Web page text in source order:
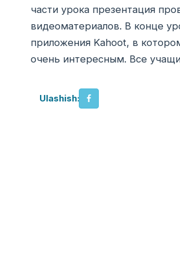
части урока презентация
видеоматериалов. В конце
приложения Kahoot, в
очень интересным. Все
Ulashish: